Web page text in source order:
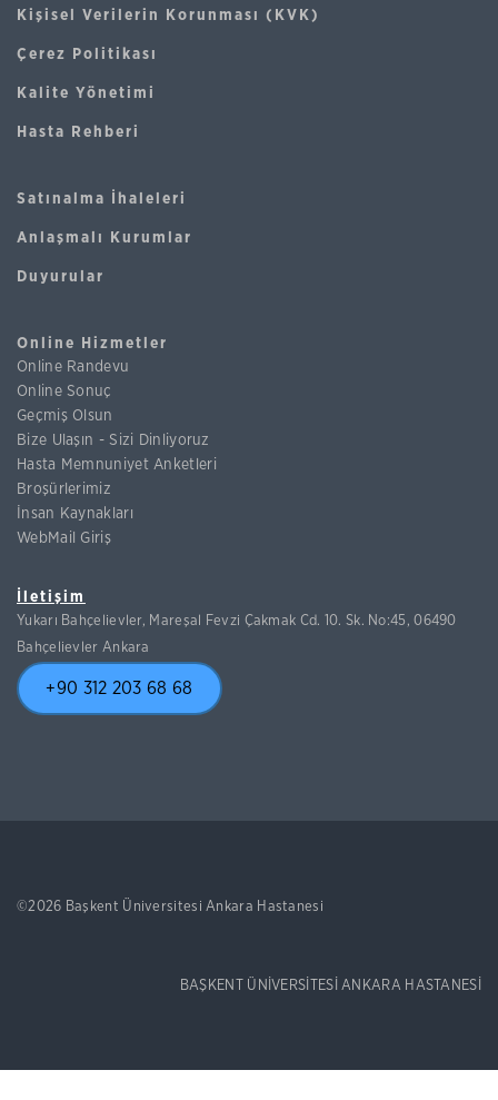
Kişisel Verilerin Korunması (KVK)
Çerez Politikası
Kalite Yönetimi
Hasta Rehberi
Satınalma İhaleleri
Anlaşmalı Kurumlar
Duyurular
Online Hizmetler
Online Randevu
Online Sonuç
Geçmiş Olsun
Bize Ulaşın - Sizi Dinliyoruz
Hasta Memnuniyet Anketleri
Broşürlerimiz
İnsan Kaynakları
WebMail Giriş
İletişim
Yukarı Bahçelievler, Mareşal Fevzi Çakmak Cd. 10. Sk. No:45, 06490
Bahçelievler Ankara
+90 312 203 68 68
©2026 Başkent Üniversitesi Ankara Hastanesi
BAŞKENT ÜNİVERSİTESİ ANKARA HASTANESİ